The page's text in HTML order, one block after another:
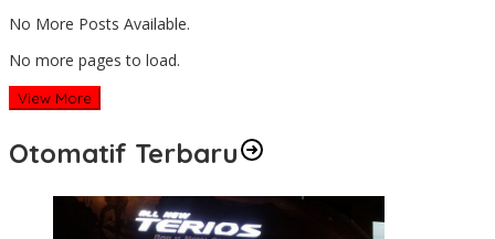
No More Posts Available.
No more pages to load.
View More
Otomatif Terbaru